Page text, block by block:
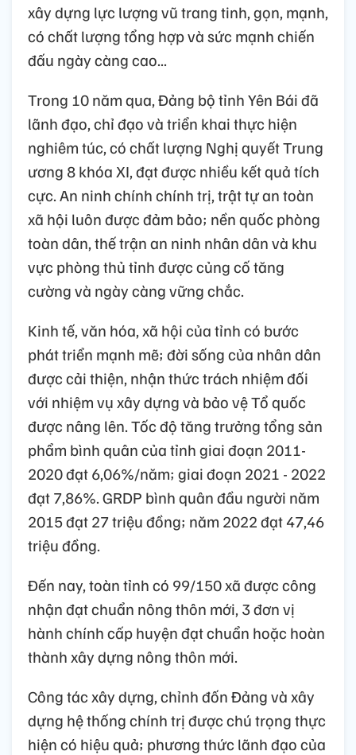
xây dựng lực lượng vũ trang tinh, gọn, mạnh,
có chất lượng tổng hợp và sức mạnh chiến
đấu ngày càng cao...
Trong 10 năm qua, Đảng bộ tỉnh Yên Bái đã
lãnh đạo, chỉ đạo và triển khai thực hiện
nghiêm túc, có chất lượng Nghị quyết Trung
ương 8 khóa XI, đạt được nhiều kết quả tích
cực. An ninh chính chính trị, trật tự an toàn
xã hội luôn được đảm bảo; nền quốc phòng
toàn dân, thế trận an ninh nhân dân và khu
vực phòng thủ tỉnh được củng cố tăng
cường và ngày càng vững chắc.
Kinh tế, văn hóa, xã hội của tỉnh có bước
phát triển mạnh mẽ; đời sống của nhân dân
được cải thiện, nhận thức trách nhiệm đối
với nhiệm vụ xây dựng và bảo vệ Tổ quốc
được nâng lên. Tốc độ tăng trưởng tổng sản
phẩm bình quân của tỉnh giai đoạn 2011-
2020 đạt 6,06%/năm; giai đoạn 2021 - 2022
đạt 7,86%. GRDP bình quân đầu người năm
2015 đạt 27 triệu đồng; năm 2022 đạt 47,46
triệu đồng.
Đến nay, toàn tỉnh có 99/150 xã được công
nhận đạt chuẩn nông thôn mới, 3 đơn vị
hành chính cấp huyện đạt chuẩn hoặc hoàn
thành xây dựng nông thôn mới.
Công tác xây dựng, chỉnh đốn Đảng và xây
dựng hệ thống chính trị được chú trọng thực
hiện có hiệu quả; phương thức lãnh đạo của